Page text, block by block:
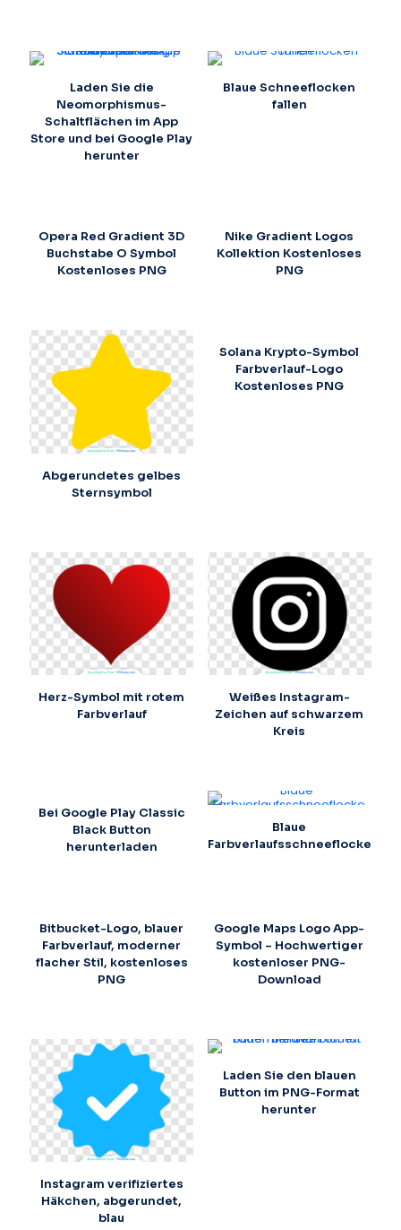
Laden Sie die
Neomorphismus-
Schaltflächen im App
Store und bei Google Play
herunter
Blaue Schneeflocken
fallen
Opera Red Gradient 3D
Buchstabe O Symbol
Kostenloses PNG
Nike Gradient Logos
Kollektion Kostenloses
PNG
Abgerundetes gelbes
Sternsymbol
Solana Krypto-Symbol
Farbverlauf-Logo
Kostenloses PNG
Herz-Symbol mit rotem
Farbverlauf
Weißes Instagram-
Zeichen auf schwarzem
Kreis
Bei Google Play Classic
Black Button
herunterladen
Blaue
Farbverlaufsschneeflocke
Bitbucket-Logo, blauer
Farbverlauf, moderner
flacher Stil, kostenloses
PNG
Google Maps Logo App-
Symbol – Hochwertiger
kostenloser PNG-
Download
Instagram verifiziertes
Häkchen, abgerundet,
blau
Laden Sie den blauen
Button im PNG-Format
herunter